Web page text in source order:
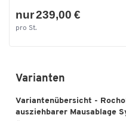
nur 239,00 €
pro St.
Varianten
Variantenübersicht -
ausziehbarer Mausablage